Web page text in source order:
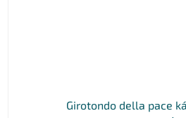
Girotondo della pace